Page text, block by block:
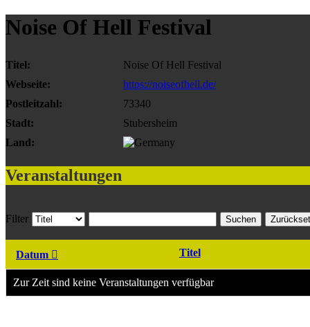
Noise Of Hell Festival
Titel:
Noise Of Hell Festival
Webseite:
https://noiseofhell.de/
Postleitzahl:
73340
Stadt:
Stubersheim
Land:
Veranstaltungen
Filter Suchen
Datum Titel
Zur Zeit sind keine Veranstaltungen verfügbar